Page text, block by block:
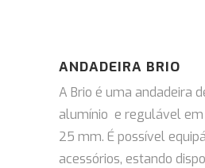
ANDADEIRA BRIO
A Brio é uma andadeira
alumínio e regulável
25 mm. É possível
acessórios, estando